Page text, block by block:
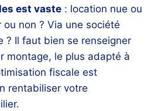
est vaste : location nue ou
non ? Via une société
? Il faut bien se renseigner
montage, le plus adapté à
fiscale est
rentabiliser votre